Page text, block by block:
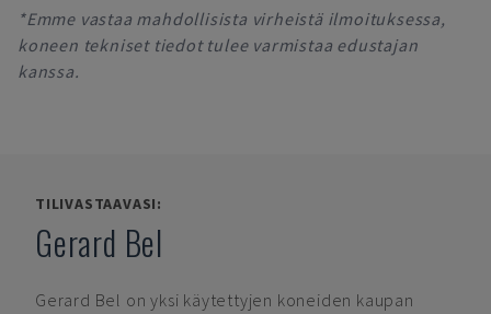
*Emme vastaa mahdollisista virheistä ilmoituksessa,
koneen tekniset tiedot tulee varmistaa edustajan
kanssa.
TILIVASTAAVASI:
Gerard Bel
Gerard Bel on yksi käytettyjen koneiden kaupan